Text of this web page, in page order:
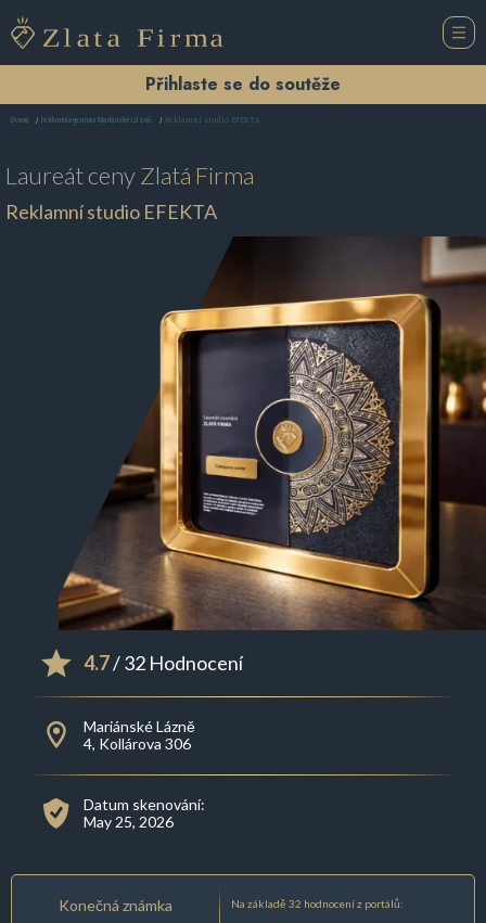
Přihlaste se do soutěže
Domů Reklamní agentura Mariánské Lázně Reklamní studio EFEKTA
Laureát cenyZlatá Firma
Reklamní studio EFEKTA
4.7/ 32 Hodnocení
Mariánské Lázně
4, Kollárova 306
Datum skenování:
May 25, 2026
Konečná známka Na základě 32 hodnocení z portálů: